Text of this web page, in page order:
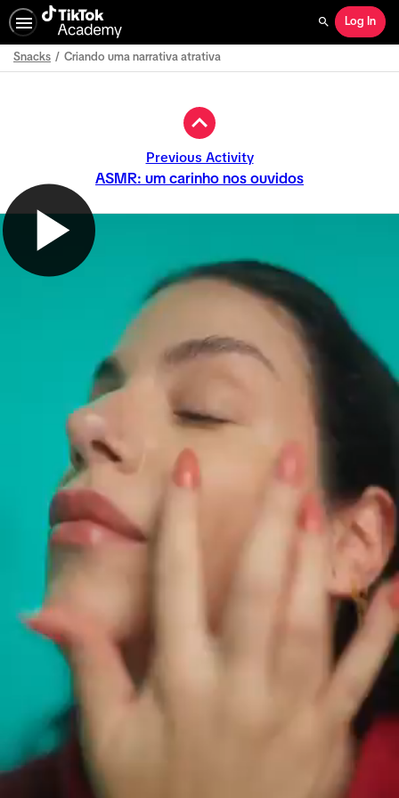
Search
Log In
Snacks Criando uma narrativa atrativa
Previous Activity
ASMR: um carinho nos ouvidos